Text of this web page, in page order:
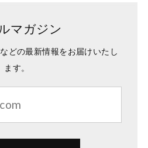
マガジン
どの最新情報をお届けいたし
ます。